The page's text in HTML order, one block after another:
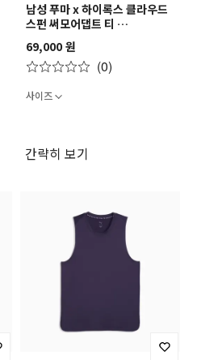
남성 푸마 x 하이록스 클라우드
스펀 써모어댑트 티
M PUMA X HYROX
CLOUDSPUN
THERMOADAPT TEE
69,000 원
(0)
사이즈
간략히 보기